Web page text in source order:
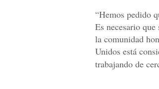
“Hemos pedido
Es necesario
la comunidad
Unidos está
trabajando de